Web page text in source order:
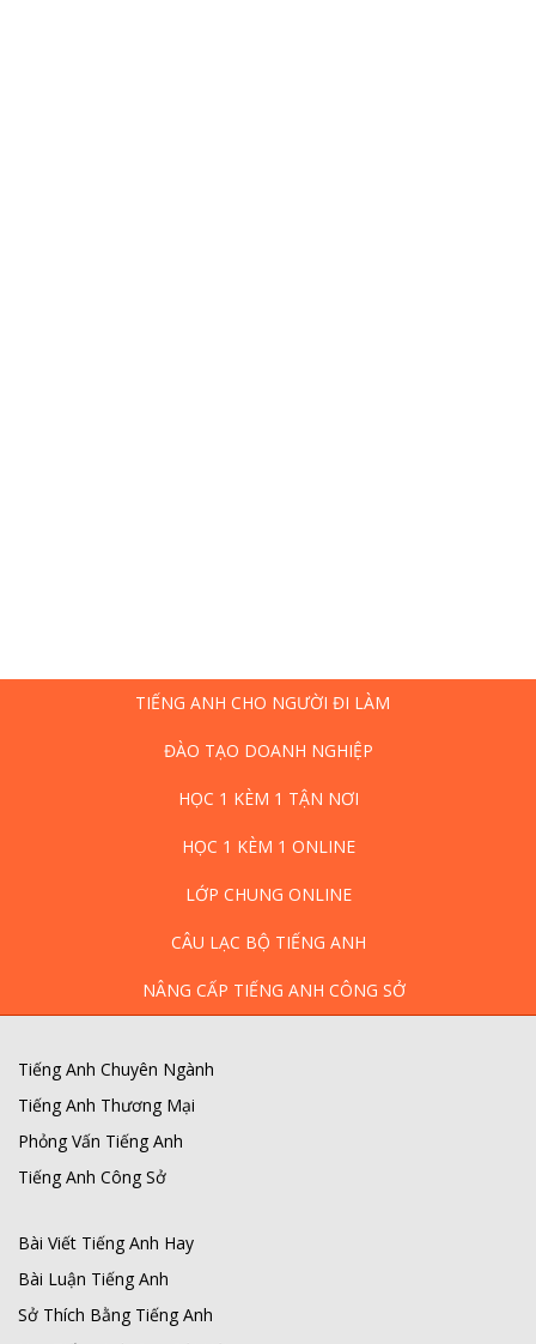
TIẾNG ANH CHO NGƯỜI ĐI LÀM
ĐÀO TẠO DOANH NGHIỆP
HỌC 1 KÈM 1 TẬN NƠI
HỌC 1 KÈM 1 ONLINE
LỚP CHUNG ONLINE
CÂU LẠC BỘ TIẾNG ANH
NÂNG CẤP TIẾNG ANH CÔNG SỞ
Tiếng Anh Chuyên Ngành
Tiếng Anh Thương Mại
Phỏng Vấn Tiếng Anh
Tiếng Anh Công Sở
Bài Viết Tiếng Anh Hay
Bài Luận Tiếng Anh
Sở Thích Bằng Tiếng Anh